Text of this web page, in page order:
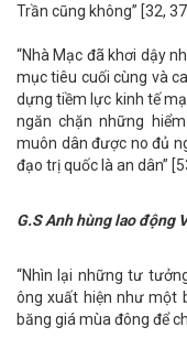
Trần cũng không” [32, 37].
“Nhà Mạc đã khơi dậy
mục tiêu cuối cùng và
dựng tiềm lực kinh tế
ngăn chặn những
muôn dân được no đủ
đạo trị quốc là an dân”
G.S Anh hùng lao động
“Nhìn lại những tư
ông xuất hiện như một
băng giá mùa đông để